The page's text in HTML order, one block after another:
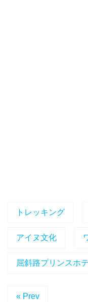
トレッキング
アイヌ文化
屈斜路プリンスホ
« Prev